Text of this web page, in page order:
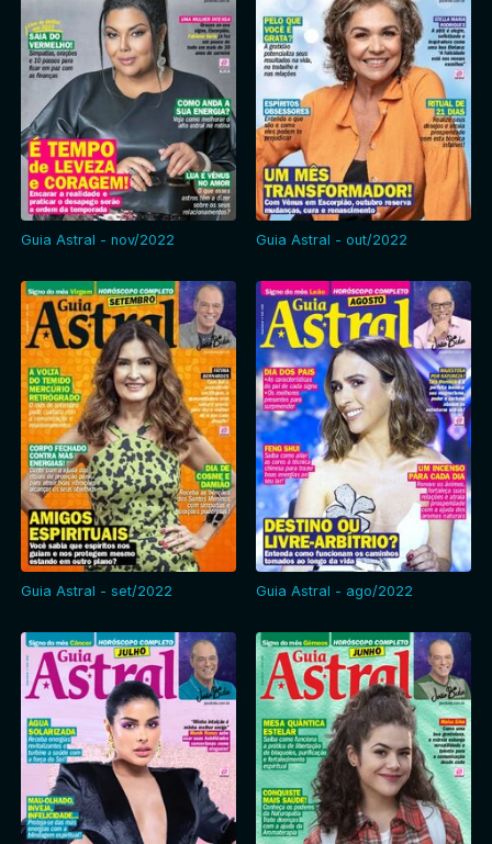
Guia Astral - nov/2022 Guia Astral - out/2022
Guia Astral - set/2022 Guia Astral - ago/2022